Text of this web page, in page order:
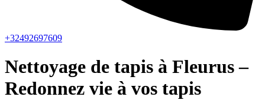
+32492697609
Nettoyage de tapis à Fleurus –
Redonnez vie à vos tapis